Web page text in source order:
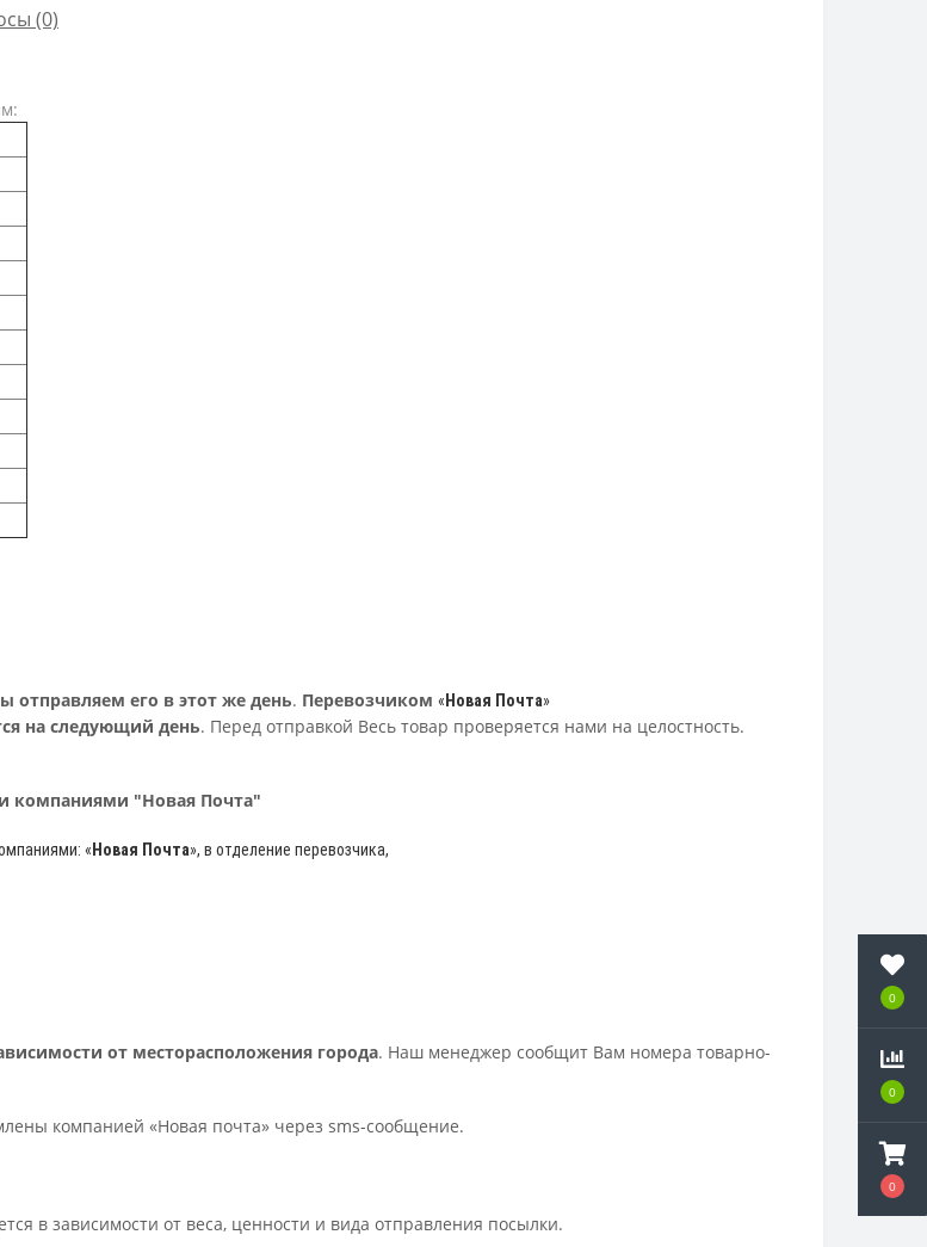
0
0
0
(0)
его в этот же день. Перевозчиком « Новая Почта»
на следующий день. Перед отправкой Весь товар проверяется нами на целостность.
компаниями "Новая Почта"
« Новая Почта», в отделение перевозчика,
от месторасположения города. Наш менеджер сообщит Вам номера товарно-
компанией «Новая почта» через sms-сообщение.
в зависимости от веса, ценности и вида отправления посылки.